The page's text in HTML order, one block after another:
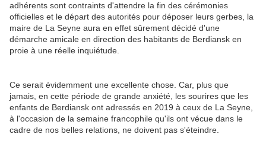
adhérents sont contraints d'attendre la fin des cérémonies
officielles et le départ des autorités pour déposer leurs gerbes, la
maire de La Seyne aura en effet sûrement décidé d'une
démarche amicale en direction des habitants de Berdiansk en
proie à une réelle inquiétude.
Ce serait évidemment une excellente chose. Car, plus que
jamais, en cette période de grande anxiété, les sourires que les
enfants de Berdiansk ont adressés en 2019 à ceux de La Seyne,
à l'occasion de la semaine francophile qu'ils ont vécue dans le
cadre de nos belles relations, ne doivent pas s'éteindre.